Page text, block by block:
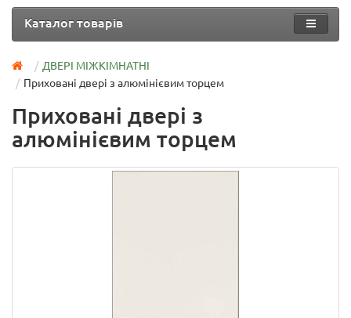
Каталог товарів
ДВЕРІ МІЖКІМНАТНІ
Приховані двері з алюмінієвим торцем
Приховані двері з
алюмінієвим торцем